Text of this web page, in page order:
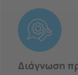
Διάγνωση